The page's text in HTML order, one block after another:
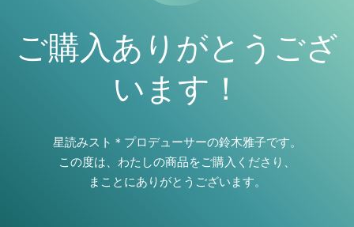
ご購入 ありがとうござ
います！
星読みスト＊プロデューサーの鈴木雅子です。
この度は、わたしの商品をご購入くださり、
まことにありがとうございます。